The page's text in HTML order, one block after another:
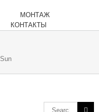
МОНТАЖ
КОНТАКТЫ
Sun
Search